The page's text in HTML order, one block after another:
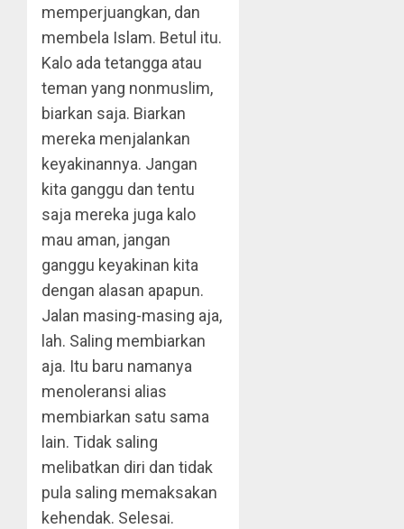
memperjuangkan, dan
membela Islam. Betul itu.
Kalo ada tetangga atau
teman yang nonmuslim,
biarkan saja. Biarkan
mereka menjalankan
keyakinannya. Jangan
kita ganggu dan tentu
saja mereka juga kalo
mau aman, jangan
ganggu keyakinan kita
dengan alasan apapun.
Jalan masing-masing aja,
lah. Saling membiarkan
aja. Itu baru namanya
menoleransi alias
membiarkan satu sama
lain. Tidak saling
melibatkan diri dan tidak
pula saling memaksakan
kehendak. Selesai.